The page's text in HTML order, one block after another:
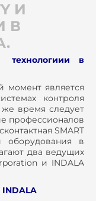
И
В
технологиии в
момент является
контроля
время следует
профессионалов
SMART
оборудования в
два ведущих
и INDALA
INDALA